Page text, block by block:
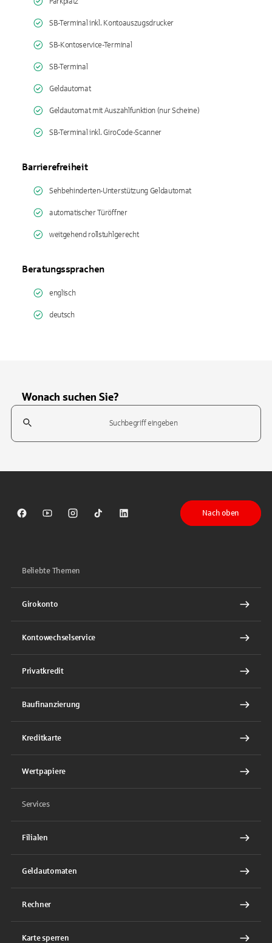
SB-Terminal inkl. Kontoauszugsdrucker
SB-Kontoservice-Terminal
SB-Terminal
Geldautomat
Geldautomat mit Auszahlfunktion (nur Scheine)
SB-Terminal inkl. GiroCode-Scanner
Barrierefreiheit
Sehbehinderten-Unterstützung Geldautomat
automatischer Türöffner
weitgehend rollstuhlgerecht
Beratungssprachen
englisch
deutsch
Wonach suchen Sie?
Suchfeld
Sparkasse auf Facebook
Sparkasse auf Youtube
Sparkasse auf Instagram
Sparkasse auf TikTok
Sparkasse auf LinkedIn
Nach oben
Beliebte Themen
Girokonto
Kontowechselservice
Privatkredit
Baufinanzierung
Kreditkarte
Wertpapiere
Services
Filialen
Geldautomaten
Rechner
Karte sperren